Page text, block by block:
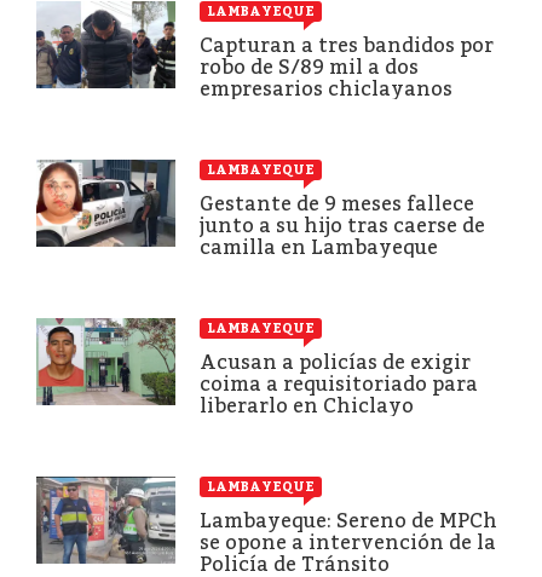
LAMBAYEQUE
Capturan a tres bandidos por
robo de S/89 mil a dos
empresarios chiclayanos
LAMBAYEQUE
Gestante de 9 meses fallece
junto a su hijo tras caerse de
camilla en Lambayeque
LAMBAYEQUE
Acusan a policías de exigir
coima a requisitoriado para
liberarlo en Chiclayo
LAMBAYEQUE
Lambayeque: Sereno de MPCh
se opone a intervención de la
Policía de Tránsito